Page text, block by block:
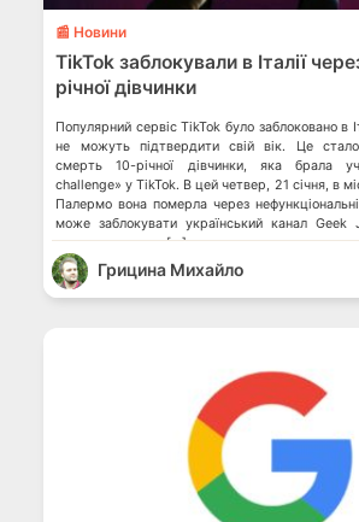
📰 Новини
TikTok заблокували в Італії
річної дівчинки
Популярний сервіс TikTok було заблоковано в
не можуть підтвердити свій вік. Це
смерть 10-річної дівчинки, яка брала
challenge» у TikTok. В цей четвер, 21 січня, в
Палермо вона померла через
може заблокувати український канал Geek
скоро перестане […]
Грицина Михайло